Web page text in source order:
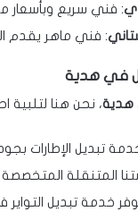
: فني سريع وبأسعار
: فني ماهر يقدم
في هدية
هدية، نحن هنا لتلبية
تبديل الإطارات
المتنقلة
خدمة تبديل